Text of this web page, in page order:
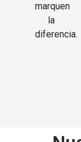
marquen
la
diferencia.